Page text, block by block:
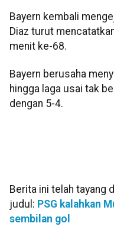
Bayern kembali
Diaz turut
menit ke-68.
Bayern berusaha
hingga laga usai tak
dengan 5-4.
Berita ini telah tayang
judul: PSG kalahkan
sembilan gol